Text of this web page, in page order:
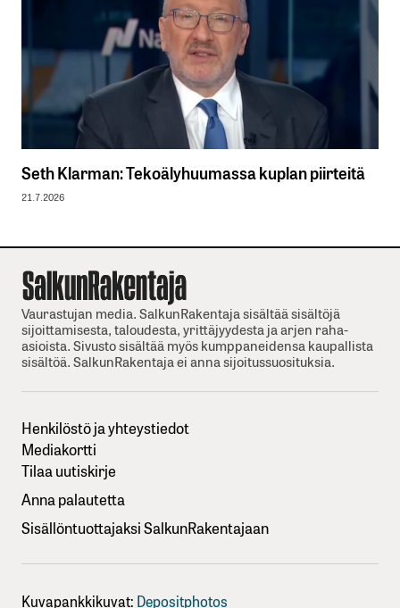
Seth Klarman: Tekoälyhuumassa kuplan piirteitä
21.7.2026
Vaurastujan media. SalkunRakentaja sisältää sisältöjä
sijoittamisesta, taloudesta, yrittäjyydesta ja arjen raha-
asioista. Sivusto sisältää myös kumppaneidensa kaupallista
sisältöä. SalkunRakentaja ei anna sijoitussuosituksia.
Henkilöstö ja yhteystiedot
Mediakortti
Tilaa uutiskirje
Anna palautetta
Sisällöntuottajaksi SalkunRakentajaan
Kuvapankkikuvat: Depositphotos